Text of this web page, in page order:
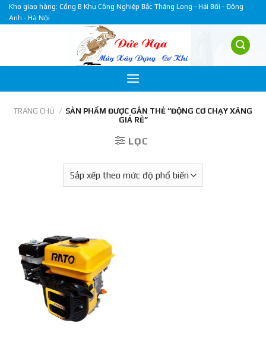
Skip
to
Kho giao hàng: Cổng B Khu Công Nghiệp Bắc Thăng Long - Hải Bối - Đông
Anh - Hà Nội
TRANG CHỦ / SẢN PHẨM ĐƯỢC GẮN THẺ “ĐỘNG CƠ CHẠY XĂNG
GIÁ RẺ”
LỌC